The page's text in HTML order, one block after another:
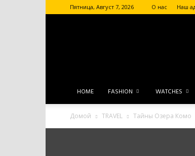
Пятница, Август 7, 2026 О нас Наш
HOME FASHION WATCHES
Домой TRAVEL Тайны Озера Комо